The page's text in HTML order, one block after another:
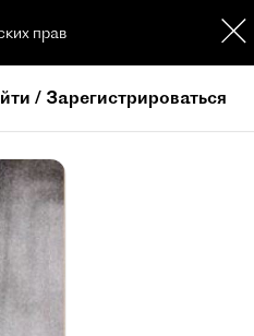
прав
/ Зарегистрироваться